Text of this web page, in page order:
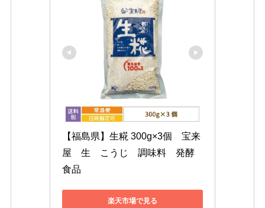
【福島県】生糀 300g×3個　宝来
屋　生　こうじ　調味料　発酵
食品
楽天市場で見る